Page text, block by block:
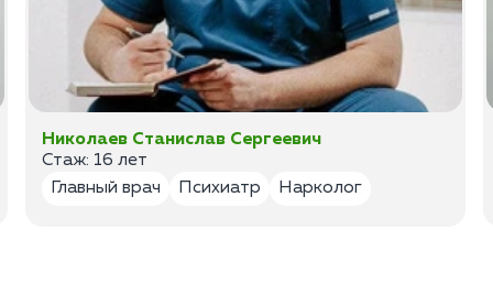
Николаев Станислав Сергеевич
Стаж: 16 лет
Главный врач
Психиатр Нарколог